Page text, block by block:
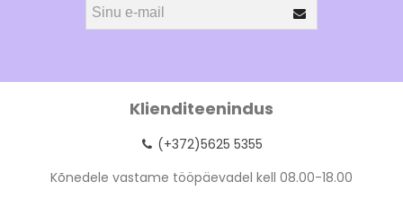
Klienditeenindus
(+372)5625 5355
Kõnedele vastame tööpäevadel kell 08.00-18.00